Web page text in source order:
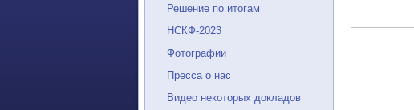
Решение по итогам
НСКФ-2023
Фотографии
Пресса о нас
Видео некоторых докладов